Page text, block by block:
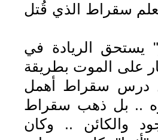
سقراط الذي قُتل
يستحق الريادة في
على الموت بطريقة
درس سقراط أهمل
.. بل ذهب سقراط
والكائن .. وكان